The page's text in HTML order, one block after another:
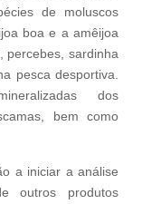
de moluscos
boa e a amêijoa
percebes, sardinha
pesca desportiva.
dos
bem como
a iniciar a análise
outros produtos